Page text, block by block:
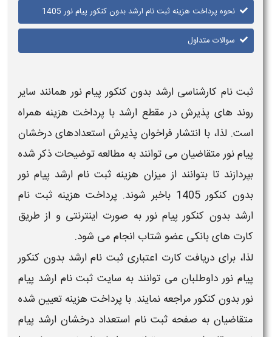
نحوه پرداخت هزینه ثبت نام ارشد بدون کنکور پیام نور 1405
سوالات متداول
ثبت نام کارشناسی ارشد بدون کنکور پیام نور همانند سایر
روند های پذیرش در مقطع ارشد با پرداخت هزینه همراه
است. لذا، با انتشار فراخوان پذیرش استعدادهای درخشان
پیام نورمتقاضیان می توانند به مطالعه توضیحات ذکر شده
بپردازند تا بتوانند از میزان هزینه ثبت نام ارشد پیام نور
بدون کنکور 1405
باخبر شوند. پرداخت هزینه ثبت نام
ارشد بدون کنکور پیام نوربه صورت اینترنتی و از طریق
کارت های بانکی عضو شتاب انجام می شود.
لذا، برای دریافت کارت اعتباری ثبت نام ارشد بدون کنکور
پیام نور داوطلبان می توانند به سایت ثبت نام ارشد پیام
نور بدون کنکورمراجعه نمایند. با پرداخت هزینه تعیین شده
متقاضیان به صفحهثبت نام استعداد درخشان ارشد پیام